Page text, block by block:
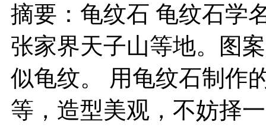
摘要：龟纹石 龟纹石学
张家界天子山等地。图
似龟纹。 用龟纹石制作
等，造型美观，不妨择